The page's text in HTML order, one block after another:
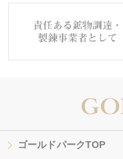
ゴールドパークTOP